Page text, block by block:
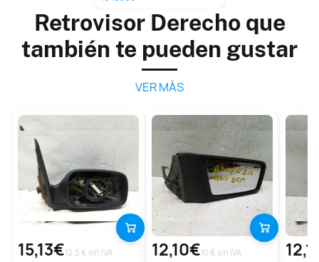
Retrovisor Derecho que
también te pueden gustar
VER MÁS
15,13€12.5 € sin IVA 12,10€10 € sin IVA